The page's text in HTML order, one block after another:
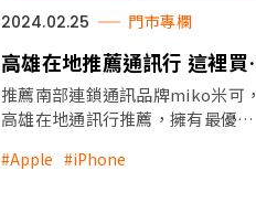
2024.02.25 門市專欄
高雄在地推薦通訊行 這裡買
iPhone及原廠配件最優惠
推薦南部連鎖通訊品牌miko米可，
高雄在地通訊行推薦，擁有最優惠
品，詳細內容看這篇。
#Apple #iPhone